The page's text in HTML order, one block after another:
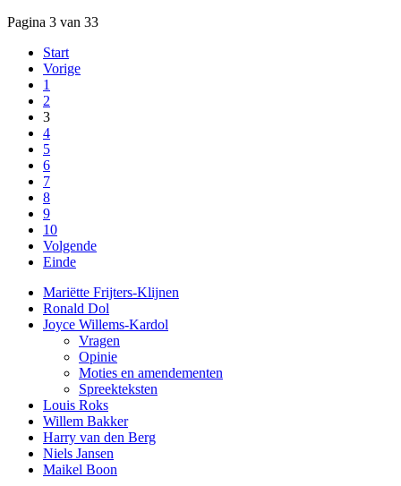
Pagina 3 van 33
Start
Vorige
1
2
3
4
5
6
7
8
9
10
Volgende
Einde
Mariëtte Frijters-Klijnen
Ronald Dol
Joyce Willems-Kardol
Vragen
Opinie
Moties en amendementen
Spreekteksten
Louis Roks
Willem Bakker
Harry van den Berg
Niels Jansen
Maikel Boon